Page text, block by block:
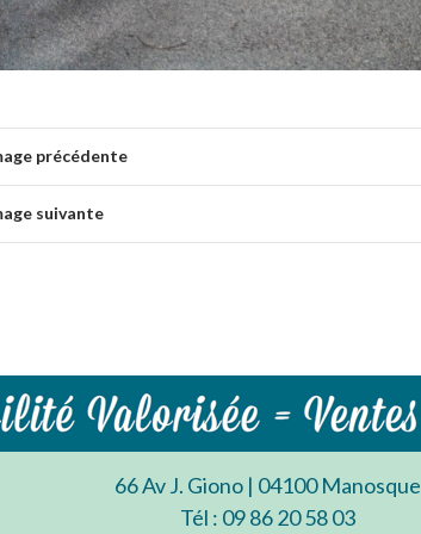
précédente
suivante
66 Av J. Giono | 04100 Manosque
Tél : 09 86 20 58 03